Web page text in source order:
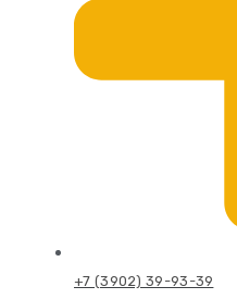
+7 (3902) 39-93-39